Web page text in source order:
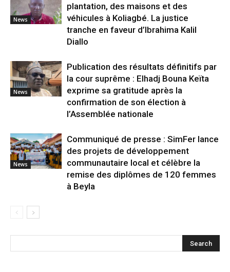
News
plantation, des maisons et des
véhicules à Koliagbé. La justice
tranche en faveur d’Ibrahima Kalil
Diallo
News
Publication des résultats définitifs par
la cour suprême : Elhadj Bouna Keïta
exprime sa gratitude après la
confirmation de son élection à
l’Assemblée nationale
News
Communiqué de presse : SimFer lance
des projets de développement
communautaire local et célèbre la
remise des diplômes de 120 femmes
à Beyla